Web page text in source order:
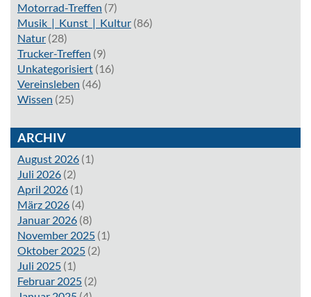
Motorrad-Treffen (7)
Musik_|_Kunst_|_Kultur (86)
Natur (28)
Trucker-Treffen (9)
Unkategorisiert (16)
Vereinsleben (46)
Wissen (25)
ARCHIV
August 2026 (1)
Juli 2026 (2)
April 2026 (1)
März 2026 (4)
Januar 2026 (8)
November 2025 (1)
Oktober 2025 (2)
Juli 2025 (1)
Februar 2025 (2)